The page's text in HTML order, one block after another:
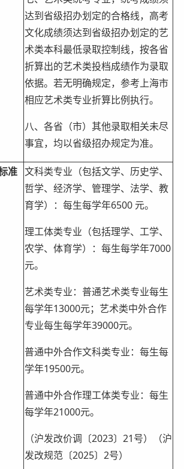
达到省级招办划定的合格线，高考
文化成绩须达到省级招办划定的艺
术类本科最低录取控制线，按各省
折算出的艺术类投档成绩作为录取
依据。若无明确规定，参考上海市
相应艺术类专业折算比例执行。
八、各省（市）其他录取相关未尽
事宜，均以省级招办规定为准。
准 文科类专业（包括文学、历史学、
哲学、经济学、管理学、法学、教
育学）：每生每学年6500 元。
理工体类专业（包括理学、工学、
农学、体育学）：每生每学年7000
元。
艺术类专业：普通艺术类专业每生
每学年13000元；艺术类中外合作
专业每生每学年39000元。
普通中外合作文科类专业：每生每
学年19500元。
普通中外合作理工体类专业：每生
每学年21000元。
（沪发改价调〔2023〕21号）（沪
发改规范〔2025〕2号）